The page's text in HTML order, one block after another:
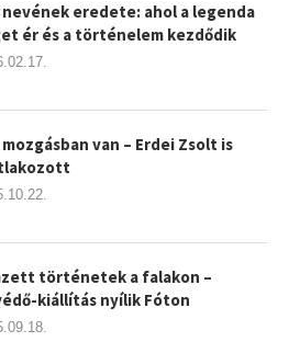
eredete: ahol a legenda
ér és a történelem kezdődik
van – Erdei Zsolt is
történetek a falakon –
kiállítás nyílik Fóton